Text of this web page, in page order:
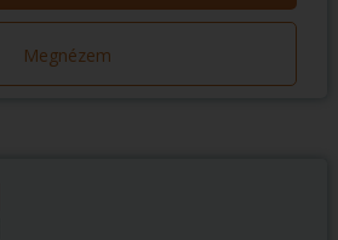
Megnézem